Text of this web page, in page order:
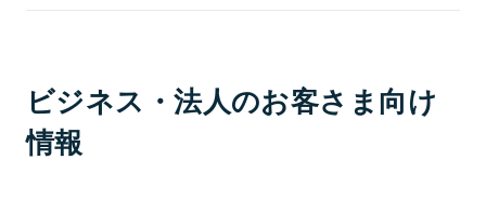
ビジネス・法人のお客さま向け
情報